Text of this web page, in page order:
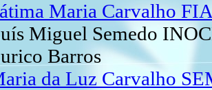
Maria Carvalho
Miguel Semedo
Barros
da Luz Carvalho